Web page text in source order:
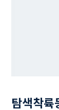
탐색착륙